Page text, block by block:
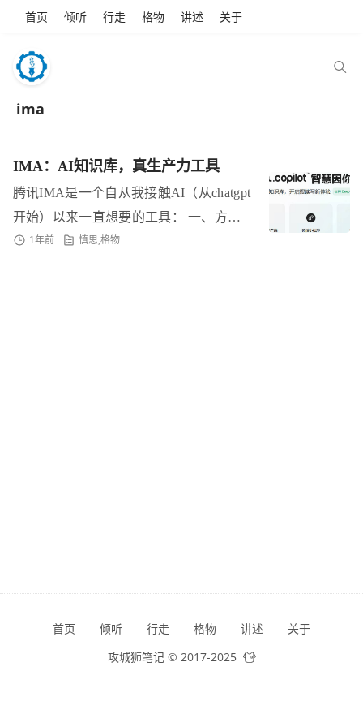
首页 倾听 行走 格物 讲述 关于
ima
IMA：AI知识库，真生产力工具
腾讯IMA是一个自从我接触AI（从chatgpt
开始）以来一直想要的工具： 一、方便
使用且能联网的AI大模型： IMA是腾讯
1年前 慎思,格物
首页 倾听 行走 格物 讲述
关于
攻城狮笔记 © 2017-2025